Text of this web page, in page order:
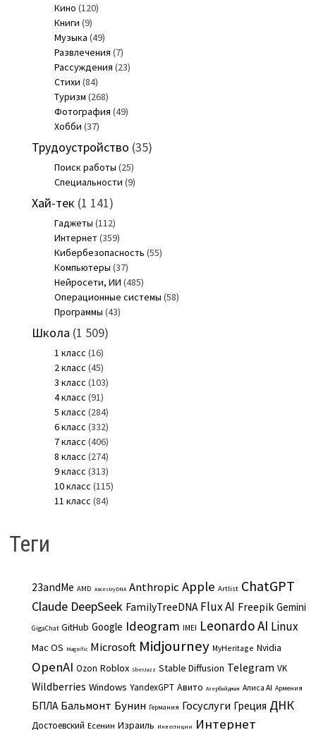
Кино (120)
Книги (9)
Музыка (49)
Развлечения (7)
Рассуждения (23)
Стихи (84)
Туризм (268)
Фотография (49)
Хобби (37)
Трудоустройство (35)
Поиск работы (25)
Специальности (9)
Хай-тек (1 141)
Гаджеты (112)
Интернет(359)
Кибербезопасность (55)
Компьютеры (37)
Нейросети, ИИ (485)
Операционные системы (58)
Программы (43)
Школа (1 509)
1 класс (16)
2 класс (45)
3 класс (103)
4 класс (91)
5 класс (284)
6 класс (332)
7 класс (406)
8 класс (274)
9 класс (313)
10 класс (115)
11 класс (84)
Теги
23andMe AMD AncestryDNA Anthropic Apple Artlist ChatGPT
Claude DeepSeek FamilyTreeDNA Flux AI Freepik Gemini
GigaChat GitHub Google Ideogram IMEI Leonardo AI Linux
Mac OS Magnific Microsoft Midjourney MyHeritage Nvidia
OpenAI Ozon Roblox SberJazz Stable Diffusion Telegram VK
Wildberries Windows YandexGPT Авито Азербайджан Алиса AI Армения
БПЛА Бальмонт Бунин Германия Госуслуги Греция ДНК
Достоевский Есенин Израиль Инвестиции Интернет